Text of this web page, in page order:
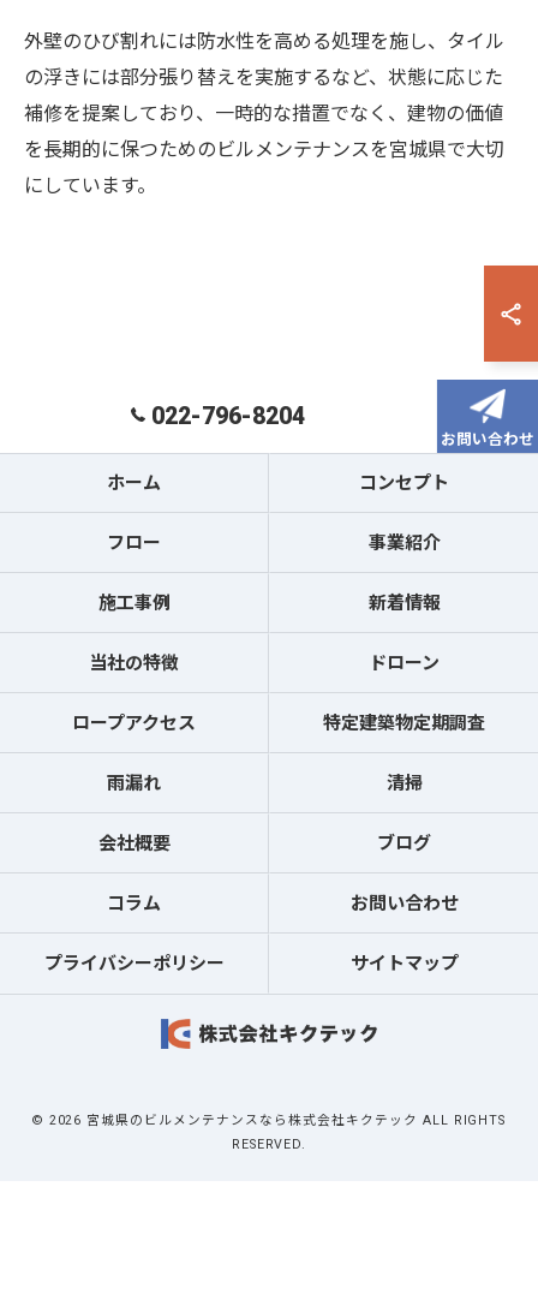
外壁のひび割れには防水性を高める処理を施し、タイル
の浮きには部分張り替えを実施するなど、状態に応じた
補修を提案しており、一時的な措置でなく、建物の価値
を長期的に保つためのビルメンテナンスを宮城県で大切
にしています。
022-796-8204
お問い合わせ
ホーム コンセプト
フロー 事業紹介
施工事例 新着情報
当社の特徴 ドローン
ロープアクセス 特定建築物定期調査
雨漏れ 清掃
会社概要 ブログ
コラム お問い合わせ
プライバシーポリシー サイトマップ
© 2026 宮城県のビルメンテナンスなら株式会社キクテック ALL RIGHTS
RESERVED.
お問い合わせはこちら